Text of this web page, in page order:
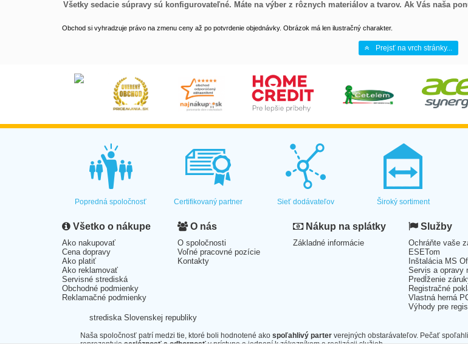
Všetky sedacie súpravy sú konfigurovateľné. Máte na výber z rôznych materiálov a tvarov. Ak Vás naša
Obchod si vyhradzuje právo na zmenu ceny až po potvrdenie objednávky. Obrázok má len ilustračný charakter.
Prejsť na vrch stránky...
Popredná spoločnosť Certifikovaný partner Sieť dodávateľov Široký sortiment
Všetko o nákupe
Ako nakupovať
Cena dopravy
Ako platiť
Ako reklamovať
Servisné strediská
Obchodné podmienky
Reklamačné podmienky
O nás
O spoločnosti
Voľné pracovné pozície
Kontakty
Nákup na splátky
Základné informácie
Služby
Ochráňte vaše
ESETom
Inštalácia MS
Servis a opravy
Predĺženie
Registračné
Vlastná herná
Výhody pre
strediska Slovenskej republiky
Naša spoločnosť patrí medzi tie, ktoré boli hodnotené ako spoľahlivý parter verejných obstarávateľov. Pečať